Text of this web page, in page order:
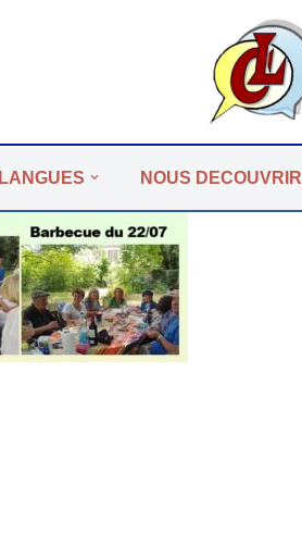
LANGUES NOUS DECOUVRIR